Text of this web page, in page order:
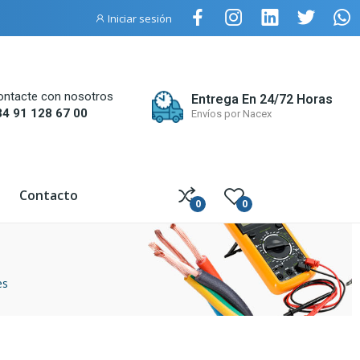
Iniciar sesión
con nosotros
91 128 67 00
Entrega En 24/72 Horas
Envíos por Nacex
Contacto 0 0